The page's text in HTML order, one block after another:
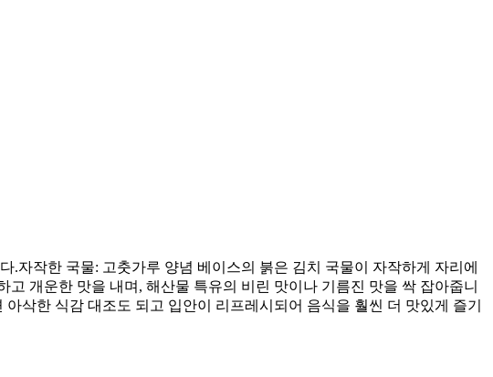
자작한 국물: 고춧가루 양념 베이스의 붉은 김치 국물이 자작하게 자리에
개운한 맛을 내며, 해산물 특유의 비린 맛이나 기름진 맛을 싹 잡아줍니
삭한 식감 대조도 되고 입안이 리프레시되어 음식을 훨씬 더 맛있게 즐기